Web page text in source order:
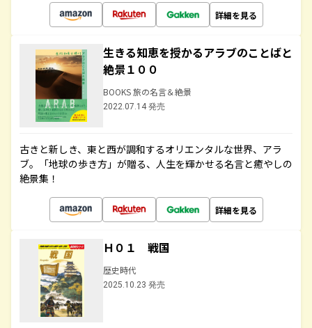
詳細を見る
生きる知恵を授かるアラブのことばと
絶景１００
BOOKS 旅の名言＆絶景
2022.07.14 発売
古きと新しき、東と西が調和するオリエンタルな世界、アラ
ブ。「地球の歩き方」が贈る、人生を輝かせる名言と癒やしの
絶景集！
詳細を見る
Ｈ０１ 戦国
歴史時代
2025.10.23 発売